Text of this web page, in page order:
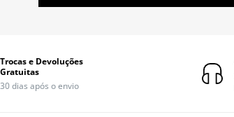
Trocas e Devoluções
Gratuitas
30 dias após o envio